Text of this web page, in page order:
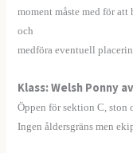
moment måste med för
och
medföra eventuell
Klass: Welsh Ponny
Öppen för sektion C, ston
Ingen åldersgräns men